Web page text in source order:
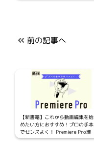
前の記事へ
【新書籍】これから動画編集を始
めたい方におすすめ！プロの手本
でセンスよく！ Premiere Pro誰
でも入門が発売